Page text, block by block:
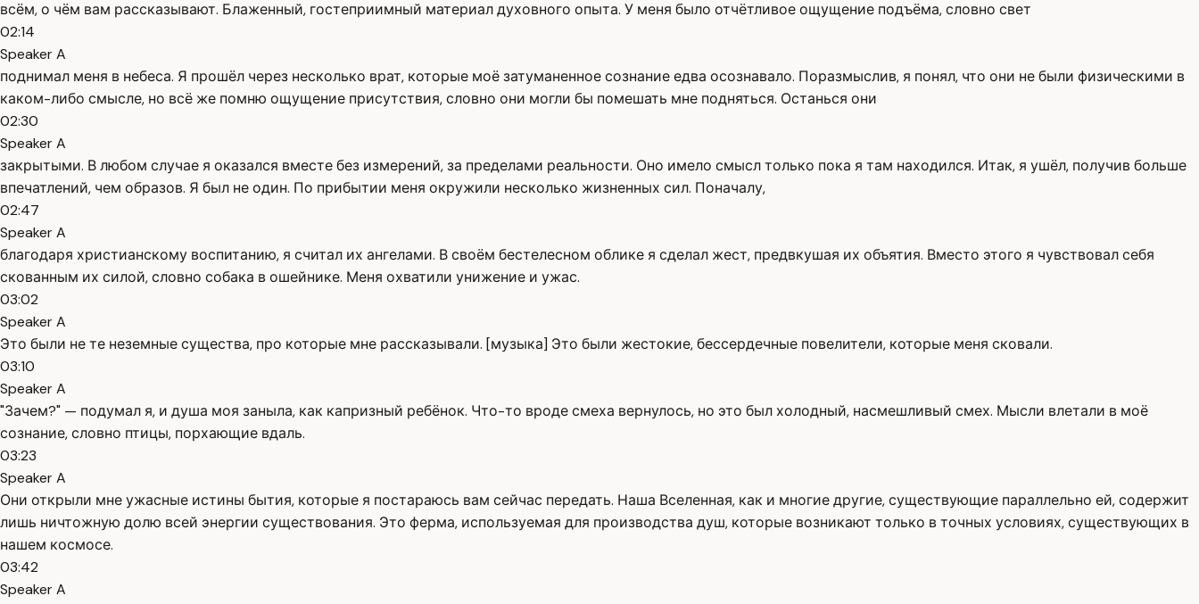
всём, о чём вам рассказывают. Блаженный, гостеприимный материал духовного опыта. У меня было отчётливое ощущение подъёма, словно свет
02:14
Speaker A
поднимал меня в небеса. Я прошёл через несколько врат, которые моё затуманенное сознание едва осознавало. Поразмыслив, я понял, что они не были физическими в
каком-либо смысле, но всё же помню ощущение присутствия, словно они могли бы помешать мне подняться. Останься они
02:30
Speaker A
закрытыми. В любом случае я оказался вместе без измерений, за пределами реальности. Оно имело смысл только пока я там находился. Итак, я ушёл, получив больше
впечатлений, чем образов. Я был не один. По прибытии меня окружили несколько жизненных сил. Поначалу,
02:47
Speaker A
благодаря христианскому воспитанию, я считал их ангелами. В своём бестелесном облике я сделал жест, предвкушая их объятия. Вместо этого я чувствовал себя
скованным их силой, словно собака в ошейнике. Меня охватили унижение и ужас.
03:02
Speaker A
Это были не те неземные существа, про которые мне рассказывали. [музыка] Это были жестокие, бессердечные повелители, которые меня сковали.
03:10
Speaker A
"Зачем?" — подумал я, и душа моя заныла, как капризный ребёнок. Что-то вроде смеха вернулось, но это был холодный, насмешливый смех. Мысли влетали в моё
сознание, словно птицы, порхающие вдаль.
03:23
Speaker A
Они открыли мне ужасные истины бытия, которые я постараюсь вам сейчас передать. Наша Вселенная, как и многие другие, существующие параллельно ей, содержит
лишь ничтожную долю всей энергии существования. Это ферма, используемая для производства душ, которые возникают только в точных условиях, существующих в
нашем космосе.
03:42
Speaker A